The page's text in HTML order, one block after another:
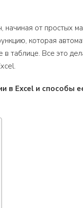
от простых
которая
в таблице. Все это
в Excel и способы